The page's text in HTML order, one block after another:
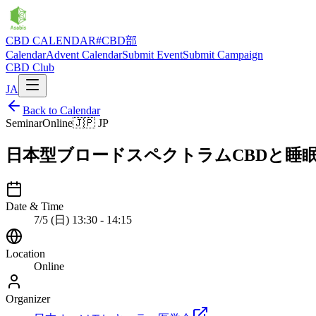
CBD CALENDAR#CBD部
CalendarAdvent CalendarSubmit EventSubmit Campaign
CBD Club
JA
Back to Calendar
SeminarOnline🇯🇵 JP
日本型ブロードスペクトラムCBDと睡
Date & Time
7/5 (日) 13:30 - 14:15
Location
Online
Organizer